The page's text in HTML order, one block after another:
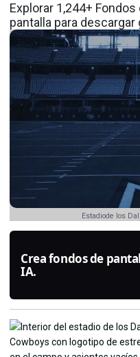
Explorar 1,244+
pantalla para descargar
Estadiode los
Crea fondos de
IA.